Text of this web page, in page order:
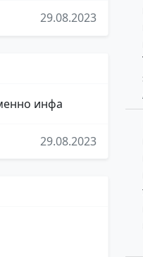
29.08.2023
инфа
29.08.2023